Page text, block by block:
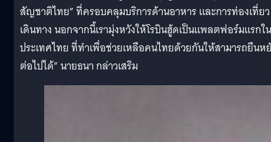
สัญชาติไทย” ที่ครอบคลุมบริการด้านอาหาร และการท่องเที่ยว
เดินทาง นอกจากนี้เรามุ่งหวังให้โรบินฮู้ดเป็นแพลตฟอร์มแรกใน
ประเทศไทย ที่ทำเพื่อช่วยเหลือคนไทยด้วยกันให้สามารถยืนห
ต่อไปได้” นายธนา กล่าวเสริม